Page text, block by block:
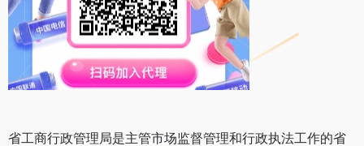
省工商行政管理局是主管市场监督管理和行政执法工作的省